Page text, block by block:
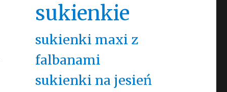
sukienkie
sukienki maxi z
falbanami
sukienki na jesień